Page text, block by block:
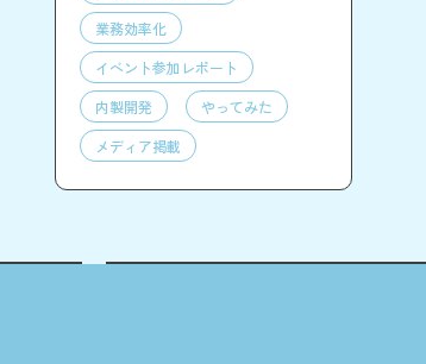
業務効率化
イベント参加レポート
内製開発
やってみた
メディア掲載